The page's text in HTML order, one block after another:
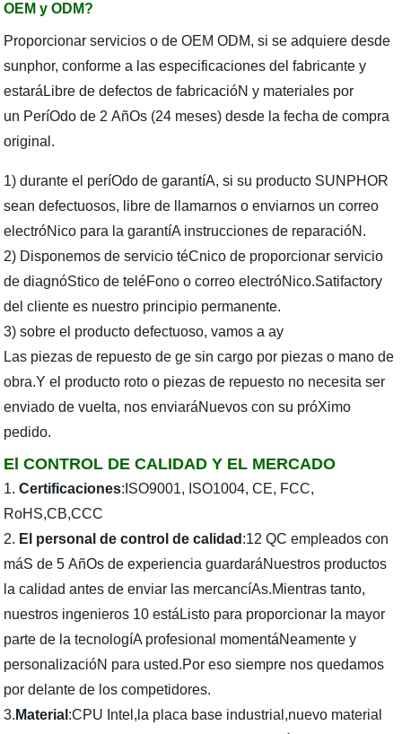
OEM y ODM?
Proporcionar servicios o de OEM ODM, si se adquiere desde
sunphor, conforme a las especificaciones del fabricante y
estaráLibre de defectos de fabricacióN y materiales por
un PeríOdo de 2 AñOs (24 meses) desde la fecha de compra
original.
1) durante el períOdo de garantíA, si su producto SUNPHOR
sean defectuosos, libre de llamarnos o enviarnos un correo
electróNico para la garantíA instrucciones de reparacióN.
2) Disponemos de servicio téCnico de proporcionar servicio
de diagnóStico de teléFono o correo electróNico.Satifactory
del cliente es nuestro principio permanente.
3) sobre el producto defectuoso, vamos a ay
Las piezas de repuesto de ge sin cargo por piezas o mano de
obra.Y el producto roto o piezas de repuesto no necesita ser
enviado de vuelta, nos enviaráNuevos con su próXimo
pedido.
El CONTROL DE CALIDAD Y EL MERCADO
1.Certificaciones:ISO9001, ISO1004, CE, FCC,
RoHS,CB,CCC
2. El personal de control de calidad :12 QC empleados con
máS de 5 AñOs de experiencia guardaráNuestros productos
la calidad antes de enviar las mercancíAs.Mientras tanto,
nuestros ingenieros 10 estáListo para proporcionar la mayor
parte de la tecnologíA profesional momentáNeamente y
personalizacióN para usted.Por eso siempre nos quedamos
por delante de los competidores.
3. Material :CPU Intel,la placa base industrial,nuevo material